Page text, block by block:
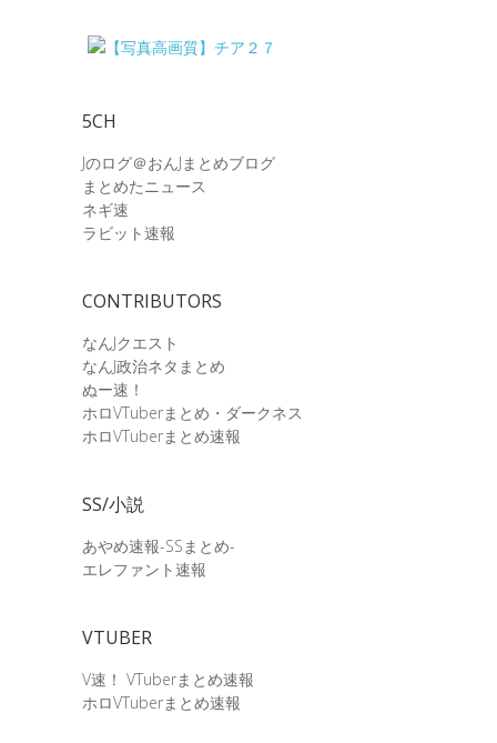
5CH
Jのログ＠おんJまとめブログ
まとめたニュース
ネギ速
ラビット速報
CONTRIBUTORS
なんJクエスト
なんJ政治ネタまとめ
ぬー速！
ホロVTuberまとめ・ダークネス
ホロVTuberまとめ速報
SS/小説
あやめ速報-SSまとめ-
エレファント速報
VTUBER
V速！ VTuberまとめ速報
ホロVTuberまとめ速報